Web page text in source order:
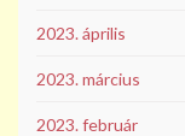
2023. április
2023. március
2023. február